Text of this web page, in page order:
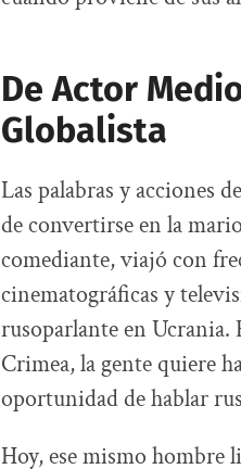
De Actor
Globalista
Las palabras y acciones
de convertirse en la
comediante, viajó con
cinematográficas y
rusoparlante en Ucrania.
Crimea, la gente quiere
oportunidad de hablar
Hoy, ese mismo hombre